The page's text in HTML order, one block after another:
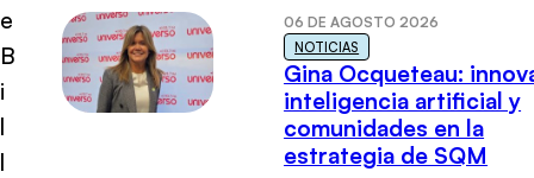
e
B
i
l
l
06 DE AGOSTO 2026
NOTICIAS
Gina Ocqueteau:
inteligencia artificial y
comunidades en la
estrategia de SQM